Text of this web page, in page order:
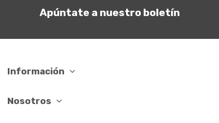
Apúntate a nuestro boletín
Información
Nosotros